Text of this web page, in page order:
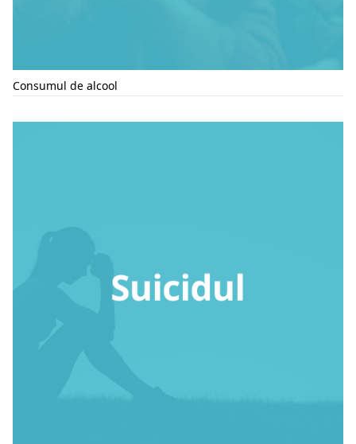
Consumul de alcool